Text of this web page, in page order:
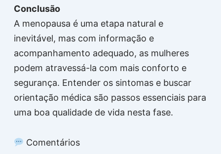
Conclusão
A menopausa é uma etapa natural e
inevitável, mas com informação e
acompanhamento adequado, as mulheres
podem atravessá-la com mais conforto e
segurança. Entender os sintomas e buscar
orientação médica são passos essenciais para
uma boa qualidade de vida nesta fase.
Comentários